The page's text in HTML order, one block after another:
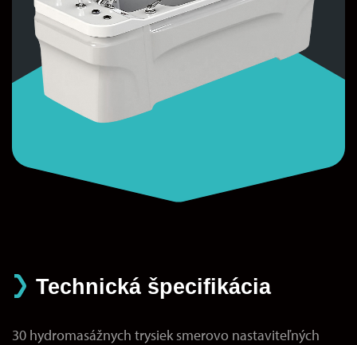
Technická špecifikácia
30 hydromasážnych trysiek smerovo nastaviteľných